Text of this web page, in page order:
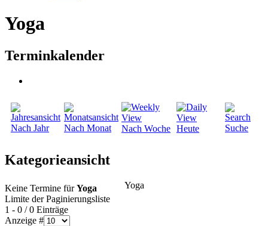
Yoga
Terminkalender
Nach Jahr Nach Monat Nach Woche Heute Suche
Kategorieansicht
Yoga
Keine Termine fürYoga
Limite der Paginierungsliste
1 - 0 / 0 Einträge
Anzeige #